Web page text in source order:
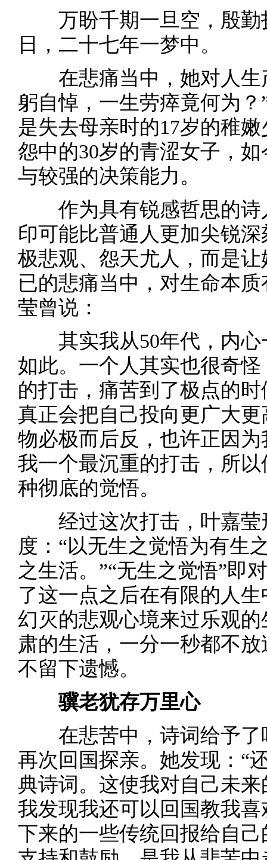
万盼千期一旦空，殷勤
日，二十七年一梦中。
在悲痛当中，她对人生
躬自悼，一生劳瘁竟何为
是失去母亲时的17岁的稚
怨中的30岁的青涩女子，
与较强的决策能力。
作为具有锐感哲思的诗
印可能比普通人更加尖锐
极悲观、怨天尤人，而是
已的悲痛当中，对生命本
莹曾说：
其实我从50年代，内心
如此。一个人其实也很奇
的打击，痛苦到了极点的
真正会把自己投向更广大
物必极而后反，也许正因
我一个最沉重的打击，所
种彻底的觉悟。
经过这次打击，叶嘉莹
度：“以无生之觉悟为有生
之生活。”“无生之觉悟”即
了这一点之后在有限的人
幻灭的悲观心境来过乐观
肃的生活，一分一秒都不
不留下遗憾。
骥老犹存万里心
在悲苦中，诗词给予了
再次回国探亲。她发现：“
典诗词。这使我对自己未
我发现我还可以回国教我
下来的一些传统回报给自